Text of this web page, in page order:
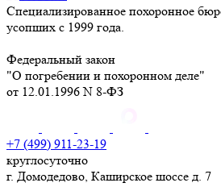
Специализированное похоронное
усопших с 1999 года.
Федеральный закон
"О погребении и похоронном деле"
от 12.01.1996 N 8-ФЗ
+7 (499) 911-23-19
круглосуточно
г. Домодедово, Каширское шоссе д. 7